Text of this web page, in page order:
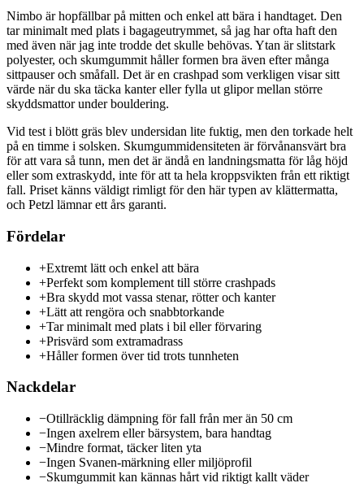
Nimbo är hopfällbar på mitten och enkel att bära i handtaget. Den
tar minimalt med plats i bagageutrymmet, så jag har ofta haft den
med även när jag inte trodde det skulle behövas. Ytan är slitstark
polyester, och skumgummit håller formen bra även efter många
sittpauser och småfall. Det är en crashpad som verkligen visar sitt
värde när du ska täcka kanter eller fylla ut glipor mellan större
skyddsmattor under bouldering.
Vid test i blött gräs blev undersidan lite fuktig, men den torkade helt
på en timme i solsken. Skumgummidensiteten är förvånansvärt bra
för att vara så tunn, men det är ändå en landningsmatta för låg höjd
eller som extraskydd, inte för att ta hela kroppsvikten från ett riktigt
fall. Priset känns väldigt rimligt för den här typen av klättermatta,
och Petzl lämnar ett års garanti.
Fördelar
+Extremt lätt och enkel att bära
+Perfekt som komplement till större crashpads
+Bra skydd mot vassa stenar, rötter och kanter
+Lätt att rengöra och snabbtorkande
+Tar minimalt med plats i bil eller förvaring
+Prisvärd som extramadrass
+Håller formen över tid trots tunnheten
Nackdelar
−Otillräcklig dämpning för fall från mer än 50 cm
−Ingen axelrem eller bärsystem, bara handtag
−Mindre format, täcker liten yta
−Ingen Svanen-märkning eller miljöprofil
−Skumgummit kan kännas hårt vid riktigt kallt väder